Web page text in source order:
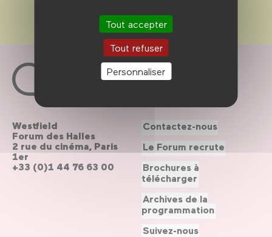
Tout accepter
Tout refuser
Personnaliser
Westfield
Forum des Halles
2 rue du cinéma, Paris
1er
+33 (0)1 44 76 63 00
Contactez-nous
Le Forum recrute
Brochures à
télécharger
Archives de la
programmation
Suivez-nous